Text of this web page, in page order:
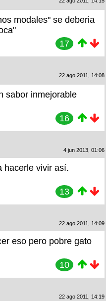
modales" se deberia
17
22 ago 2011, 14:08
sabor inmejorable
16
4 jun 2013, 01:06
hacerle vivir así.
13
22 ago 2011, 14:09
eso pero pobre gato
10
22 ago 2011, 14:19